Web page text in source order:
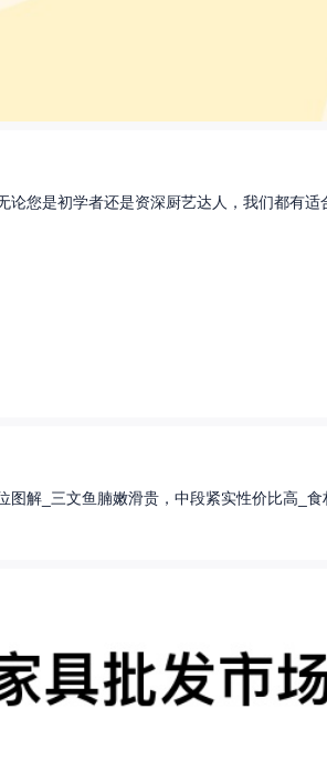
论您是初学者还是资深厨艺达人，我们都有
解_三文鱼腩嫩滑贵，中段紧实性价比高_食